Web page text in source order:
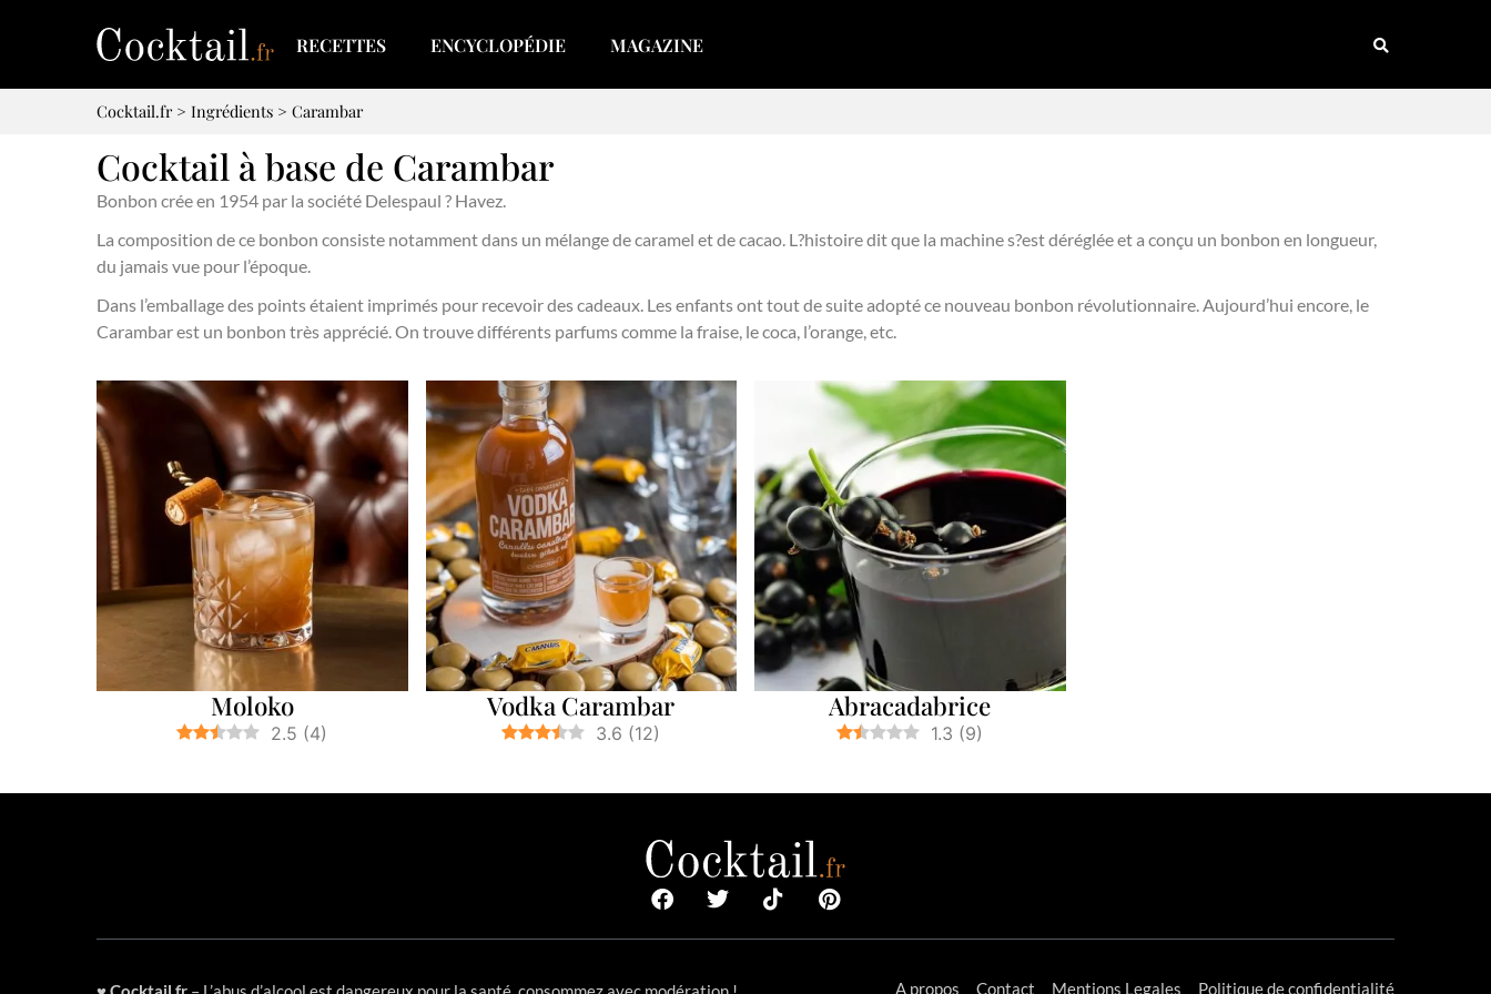
RECETTES ENCYCLOPÉDIE MAGAZINE
Cocktail.fr> Ingrédients > Carambar
Cocktail à base de Carambar
Bonbon crée en 1954 par la société Delespaul ? Havez.
La composition de ce bonbon consiste notamment dans un mélange de caramel et de cacao. L?histoire dit que la machine s?est déréglée et a conçu un bonbon en longueur,
du jamais vue pour l’époque.
Dans l’emballage des points étaient imprimés pour recevoir des cadeaux. Les enfants ont tout de suite adopté ce nouveau bonbon révolutionnaire. Aujourd’hui encore, le
Carambar est un bonbon très apprécié. On trouve différents parfums comme la fraise, le coca, l’orange, etc.
Moloko
2.5 (4)
Vodka Carambar
3.6 (12)
Abracadabrice
1.3 (9)
A propos Contact Mentions Legales Politique de confidentialité